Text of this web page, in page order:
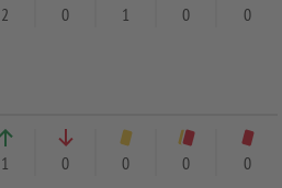
2 0 1 0 0
1 0 0 0 0